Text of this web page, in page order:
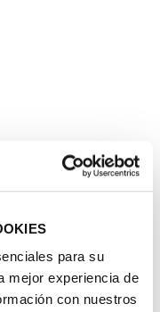
para su
mejor experiencia de
con nuestros